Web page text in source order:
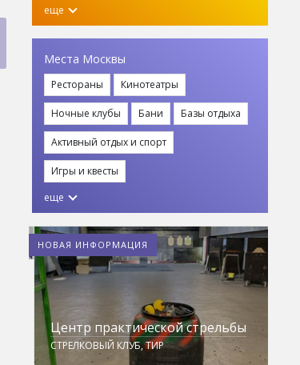
еще
Места Москвы
Рестораны Кинотеатры
Ночные клубы Бани Базы отдыха
Активный отдых и спорт
Игры и квесты
еще
НОВАЯ ИНФОРМАЦИЯ
Центр практической стрельбы
СТРЕЛКОВЫЙ КЛУБ, ТИР